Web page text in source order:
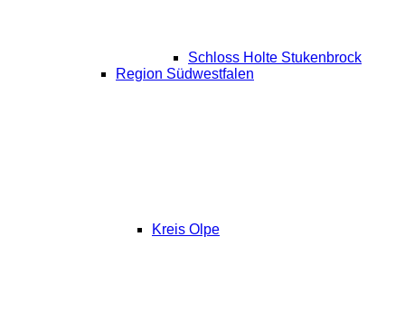
Schloss Holte Stukenbrock
Region Südwestfalen
Kreis Olpe